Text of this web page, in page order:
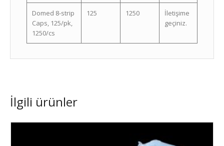
Domed 8-strip
Caps, 125/pk,
1250/cs
125 1250
İletişime
geçiniz.
İlgili ürünler